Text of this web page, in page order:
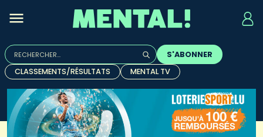
Rechercher :
Quand les résultats de l'auto-complétion sont
S'ABONNER
CLASSEMENTS/RÉSULTATS
MENTAL TV